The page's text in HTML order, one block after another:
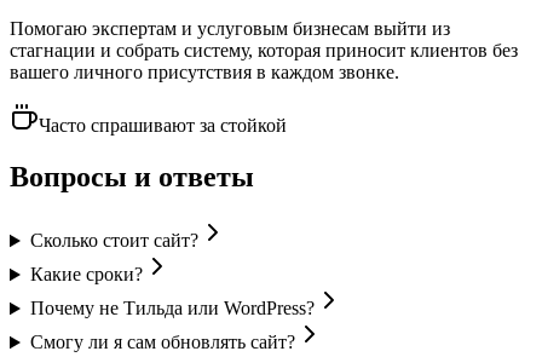
Помогаю экспертам и услуговым бизнесам выйти из
стагнации и собрать систему, которая приносит клиентов без
вашего личного присутствия в каждом звонке.
Часто спрашивают за стойкой
Вопросы и ответы
Сколько стоит сайт?
Какие сроки?
Почему не Тильда или WordPress?
Смогу ли я сам обновлять сайт?